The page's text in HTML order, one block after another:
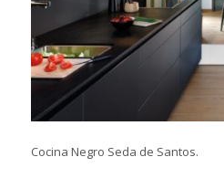
Cocina Negro Seda de Santos.